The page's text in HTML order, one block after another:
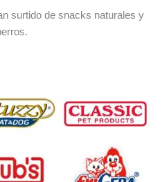
surtido de snacks naturales y